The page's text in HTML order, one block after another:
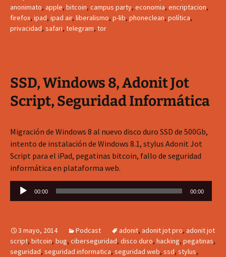
anonimato, apple, bitcoin, campus party, economia, encriptacion,
firefox, ipad, ipad air, liberalismo, p-lib, phoneclean, política,
privacidad, safari, telegram, tor
SSD, Windows 8, Adonit Jot
Script, Seguridad Informática
Migración de Windows 8 al nuevo disco duro SSD de 500Gb,
intento de instalación de Windows 8.1, stylus Adonit Jot
Script para el iPad, pegatinas bitcoin, fallo de seguridad
informática en plataforma web.
Reproductor
de
00:00 00:00
3 mayo, 2014 Podcast adonit, adonit jot pro, adonit jot
script, bitcoin, bug, ciberseguridad, disco duro, hacking, pegatinas,
seguridad, seguridad informatica, seguridad web, ssd, stylus,